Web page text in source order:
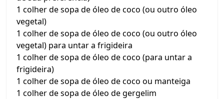
1 colher de sopa de óleo de coco (ou outro óleo
vegetal)
1 colher de sopa de óleo de coco (ou outro óleo
vegetal) para untar a frigideira
1 colher de sopa de óleo de coco (para untar a
frigideira)
1 colher de sopa de óleo de coco ou manteiga
1 colher de sopa de óleo de gergelim